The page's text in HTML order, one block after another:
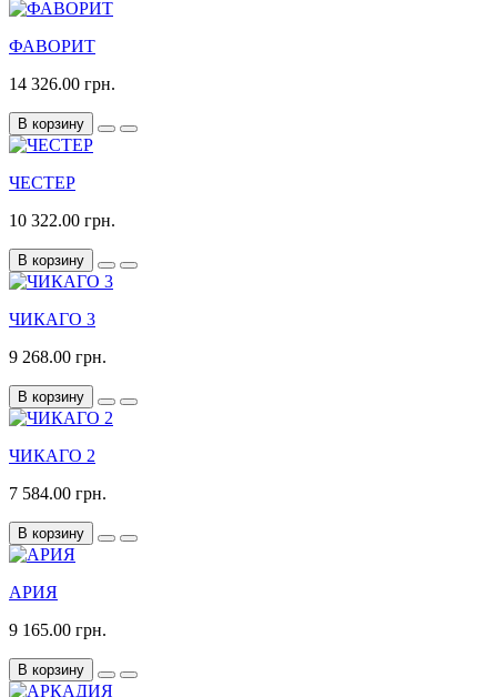
ФАВОРИТ
14 326.00 грн.
В корзину
ЧЕСТЕР
10 322.00 грн.
В корзину
ЧИКАГО 3
9 268.00 грн.
В корзину
ЧИКАГО 2
7 584.00 грн.
В корзину
АРИЯ
9 165.00 грн.
В корзину